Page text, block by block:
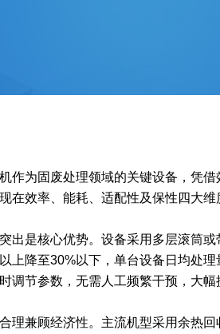
作为固废处理领域的关键设备，凭
在效率、能耗、适配性及保性四大维
出是核心优势。设备采用多层滚筒
上降至30%以下，单台设备日均处
调节参数，无需人工频繁干预，大幅
理兼顾经济性。主流机型采用余热